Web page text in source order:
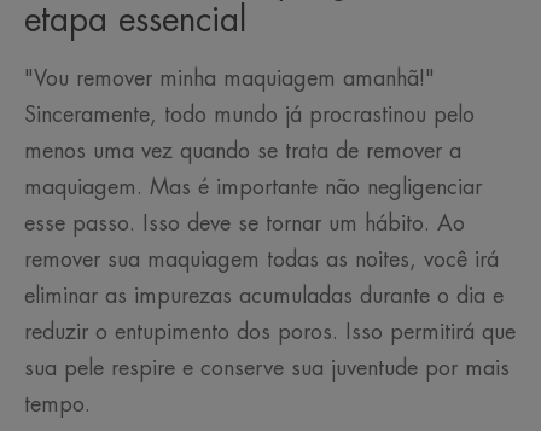
etapa essencial
"Vou remover minha maquiagem amanhã!"
Sinceramente, todo mundo já procrastinou pelo
menos uma vez quando se trata de remover a
maquiagem. Mas é importante não negligenciar
esse passo. Isso deve se tornar um hábito. Ao
remover sua maquiagem todas as noites, você irá
eliminar as impurezas acumuladas durante o dia e
reduzir o entupimento dos poros. Isso permitirá que
sua pele respire e conserve sua juventude por mais
tempo.